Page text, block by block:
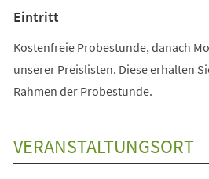
Eintritt
Kostenfreie Probestunde, danach
unserer Preislisten. Diese erhalten
Rahmen der Probestunde.
VERANSTALTUNGSORT